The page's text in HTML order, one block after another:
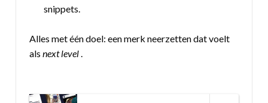
snippets.
Alles met één doel: een merk neerzetten dat voelt
alsnext level.